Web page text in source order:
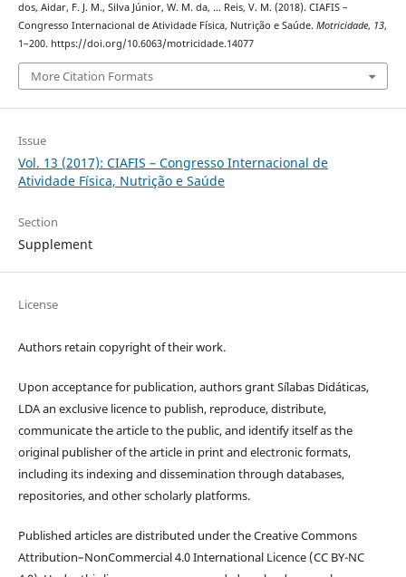
dos, Aidar, F. J. M., Silva Júnior, W. M. da, … Reis, V. M. (2018). CIAFIS –
Congresso Internacional de Atividade Física, Nutrição e Saúde. Motricidade, 13,
1–200. https://doi.org/10.6063/motricidade.14077
More Citation Formats
Issue
Vol. 13 (2017): CIAFIS – Congresso Internacional de
Atividade Física, Nutrição e Saúde
Section
Supplement
License
Authors retain copyright of their work.
Upon acceptance for publication, authors grant Sílabas Didáticas,
LDA an exclusive licence to publish, reproduce, distribute,
communicate the article to the public, and identify itself as the
original publisher of the article in print and electronic formats,
including its indexing and dissemination through databases,
repositories, and other scholarly platforms.
Published articles are distributed under the Creative Commons
Attribution–NonCommercial 4.0 International Licence (CC BY-NC